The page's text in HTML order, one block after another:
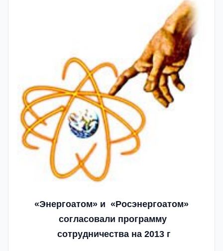
«Энергоатом» и «Росэнергоатом»
согласовали программу
сотрудничества на 2013 г